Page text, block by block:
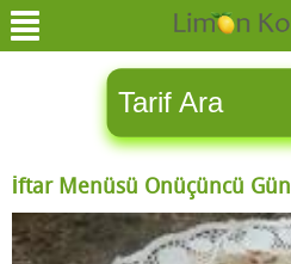
İftar Menüsü Onüçüncü Gün